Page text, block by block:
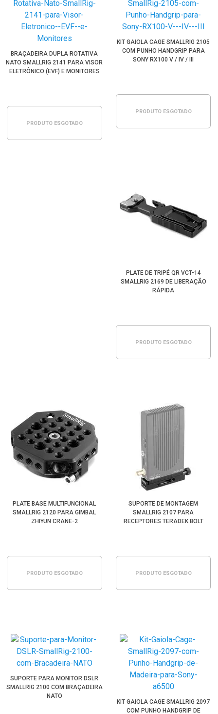
BRAÇADEIRA DUPLA ROTATIVA
NATO SMALLRIG 2141 PARA VISOR
ELETRÔNICO (EVF) E MONITORES
PRODUTO ESGOTADO
KIT GAIOLA CAGE SMALLRIG 2105
COM PUNHO HANDGRIP PARA
SONY RX100 V / IV / III
PRODUTO ESGOTADO
PLATE DE TRIPÉ QR VCT-14
SMALLRIG 2169 DE LIBERAÇÃO
RÁPIDA
PRODUTO ESGOTADO
PLATE BASE MULTIFUNCIONAL
SMALLRIG 2120 PARA GIMBAL
ZHIYUN CRANE-2
PRODUTO ESGOTADO
SUPORTE DE MONTAGEM
SMALLRIG 2107 PARA
RECEPTORES TERADEK BOLT
PRODUTO ESGOTADO
SUPORTE PARA MONITOR DSLR
SMALLRIG 2100 COM BRAÇADEIRA
NATO
KIT GAIOLA CAGE SMALLRIG 2097
COM PUNHO HANDGRIP DE